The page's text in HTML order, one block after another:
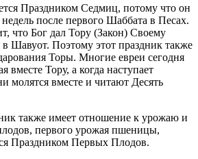
Праздником Седмиц, потому что он
недель после первого Шаббата в Песах.
что Бог дал Тору (Закон) Своему
Шавуот. Поэтому этот праздник также
Торы. Многие евреи сегодня
вместе Тору, а когда наступает
молятся вместе и читают Десять
также имеет отношение к урожаю и
первого урожая пшеницы,
Праздником Первых Плодов.